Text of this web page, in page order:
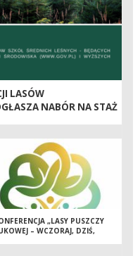
LASÓW
NABÓR NA STAŻ
„LASY PUSZCZY
– WCZORAJ, DZIŚ,